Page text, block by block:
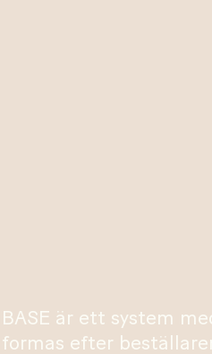
BASE är ett system
formas efter